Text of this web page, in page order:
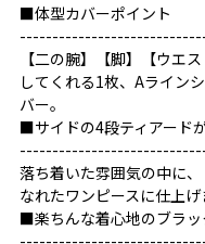
■体型カバーポイント
【二の腕】【脚】【ウエ
してくれる1枚、Aライン
バー。
■サイドの4段ティアード
落ち着いた雰囲気の中に
なれたワンピースに仕上げ
■楽ちんな着心地のブラ